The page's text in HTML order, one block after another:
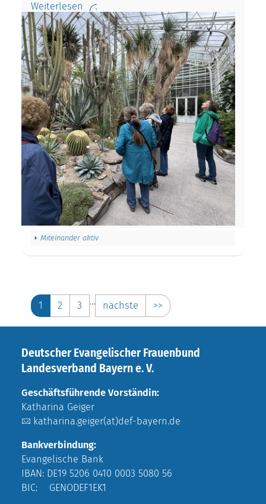
Weiterlesen
Miteinander aktiv
1 2 3 … nächste >>
Deutscher Evangelischer Frauenbund
Landesverband Bayern e. V.
Geschäftsführende Vorständin:
Katharina Geiger
katharina.geiger(at)def-bayern.de
Bankverbindung:
Evangelische Bank
IBAN: DE19 5206 0410 0003 5080 56
BIC: GENODEF1EK1